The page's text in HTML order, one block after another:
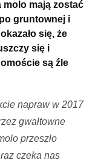
molo mają zostać
gruntownej i
się, że
się i
są źle
napraw w 2017
gwałtowne
przeszło
czeka nas